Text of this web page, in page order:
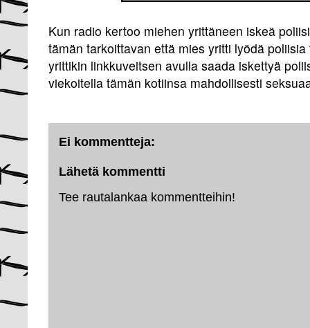
Kun radio kertoo miehen yrittäneen iskeä
tämän tarkoittavan että mies yritti lyödä
yrittikin linkkuveitsen avulla saada iskettyä
viekoitella tämän kotiinsa mahdollisesti
Ei kommentteja:
Lähetä kommentti
Tee rautalankaa kommentteihin!